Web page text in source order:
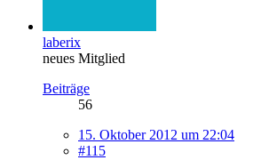
laberix
neues Mitglied
Beiträge
56
15. Oktober 2012 um 22:04
#115